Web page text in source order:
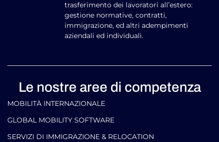
trasferimento dei lavoratori all’estero:
gestione normative, contratti,
immigrazione, ed altri adempimenti
aziendali ed individuali.
Le nostre aree di competenza
MOBILITÀ INTERNAZIONALE
GLOBAL MOBILITY SOFTWARE​
SERVIZI DI IMMIGRAZIONE & RELOCATION